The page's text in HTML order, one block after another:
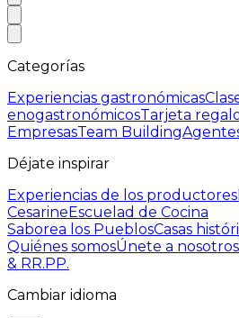
Categorías
Experiencias gastronómicas
enogastronómicosTarjeta
EmpresasTeam Building
Déjate inspirar
Experiencias de los productores
CesarineEscuelad de Cocina
Saborea los PueblosCasas
Quiénes somosÚnete a nosotros
& RR.PP.
Cambiar idioma